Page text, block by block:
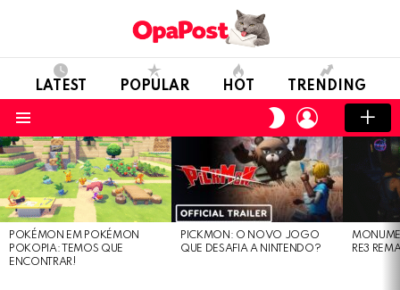
LATEST POPULAR HOT TRENDING
SWITCH
SKIN
LOGIN
LATEST
STORIES
POKÉMON EM POKÉMON
POKOPIA: TEMOS QUE
ENCONTRAR!
PICKMON: O NOVO JOGO
QUE DESAFIA A NINTENDO?
RE3